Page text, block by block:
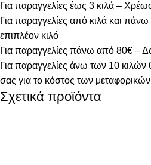
Για παραγγελίες έως 3 κιλά –
Για παραγγελίες από κιλά και
επιπλέον κιλό
Για παραγγελίες πάνω από 80€ –
Για παραγγελίες άνω των 10 κιλών
σας για το κόστος των
Σχετικά προϊόντα